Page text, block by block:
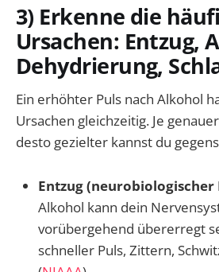
3) Erkenne die
Ursachen: Entzug,
Dehydrierung,
Ein erhöhter Puls nach Alkohol
Ursachen gleichzeitig. Je
desto gezielter kannst du
Entzug (neurobiologischer
Alkohol kann dein
vorübergehend übererregt
schneller Puls, Zittern,